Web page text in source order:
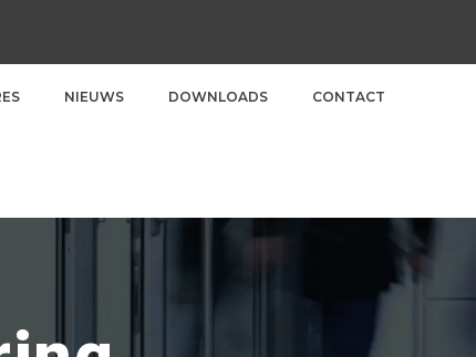
NIEUWS DOWNLOADS CONTACT